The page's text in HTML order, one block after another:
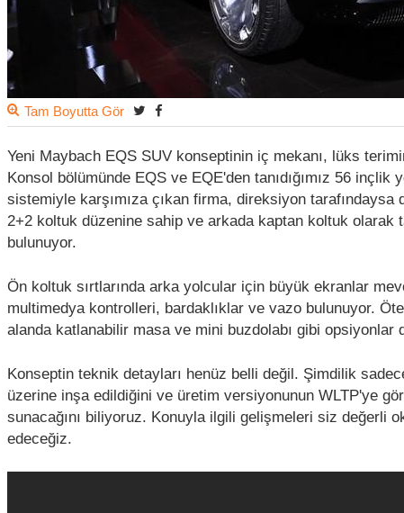
Tam Boyutta Gör
Yeni Maybach EQS SUV konseptinin iç mekanı, lüks
Konsol bölümünde EQS ve EQE'den tanıdığımız 56
sistemiyle karşımıza çıkan firma, direksiyon
2+2 koltuk düzenine sahip ve arkada kaptan koltuk olarak
bulunuyor.
Ön koltuk sırtlarında arka yolcular için büyük ekranlar
multimedya kontrolleri, bardaklıklar ve vazo bulunuyor.
alanda katlanabilir masa ve mini buzdolabı gibi opsiyonlar
Konseptin teknik detayları henüz belli değil. Şimdilik
üzerine inşa edildiğini ve üretim versiyonunun WLTP'ye
sunacağını biliyoruz. Konuyla ilgili gelişmeleri siz değerli
edeceğiz.